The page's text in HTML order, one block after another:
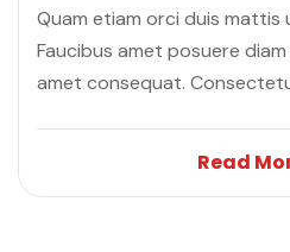
Quam etiam orci duis mattis
Faucibus amet posuere
amet consequat.
Read